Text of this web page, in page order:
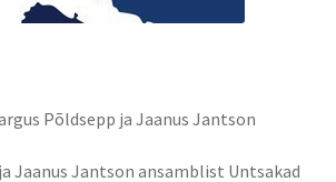
Põldsepp ja Jaanus Jantson
Jaanus Jantson ansamblist Untsakad